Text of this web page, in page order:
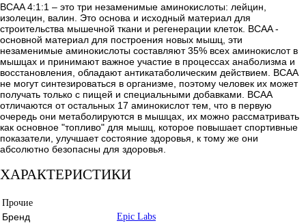
BCAA 4:1:1 – это три незаменимые аминокислоты: лейцин,
изолецин, валин. Это основа и исходный материал для
строительства мышечной ткани и регенерации клеток. BCAA -
основной материал для построения новых мышц, эти
незаменимые аминокислоты составляют 35% всех аминокислот в
мышцах и принимают важное участие в процессах анаболизма и
восстановления, обладают антикатаболическим действием. BCAA
не могут синтезироваться в организме, поэтому человек их может
получать только с пищей и специальными добавками. BCAA
отличаются от остальных 17 аминокислот тем, что в первую
очередь они метаболируются в мышцах, их можно рассматривать
как основное "топливо" для мышц, которое повышает спортивные
показатели, улучшает состояние здоровья, к тому же они
абсолютно безопасны для здоровья.
ХАРАКТЕРИСТИКИ
Прочие
Бренд Epic Labs